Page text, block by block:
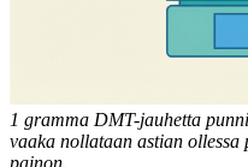
1 gramma DMT-jauhetta
vaaka nollataan astian
painon.